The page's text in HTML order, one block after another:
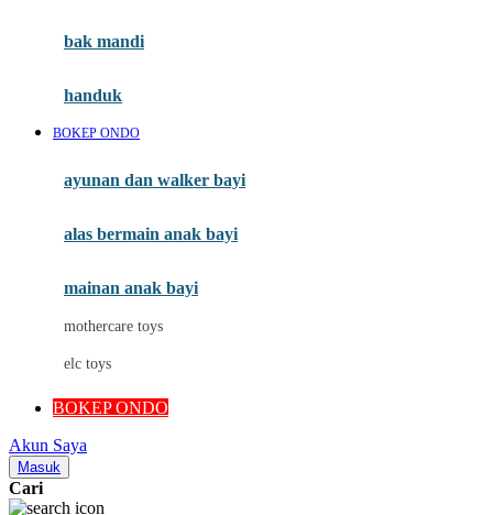
Moby
My Buddy Tag
My K
bak mandi
handuk
BOKEP ONDO
ayunan dan walker bayi
alas bermain anak bayi
mainan anak bayi
mothercare toys
elc toys
BOKEP ONDO
Akun Saya
Masuk
Cari